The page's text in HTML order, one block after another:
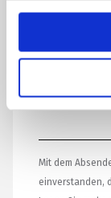
Mit dem
einverstanden,